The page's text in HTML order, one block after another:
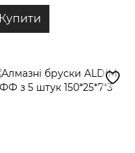
Купити